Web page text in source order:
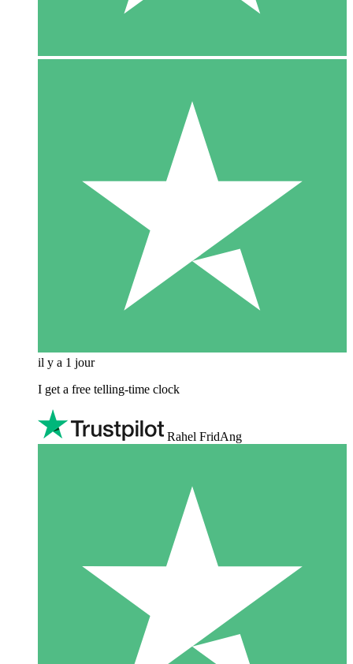
il y a 1 jour
I get a free telling-time clock
Rahel FridAng